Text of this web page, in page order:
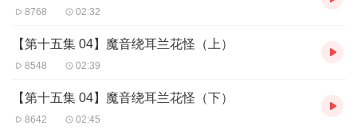
8768 02:32
【第十五集 04】魔音绕耳兰花怪（上）
8548 02:39
【第十五集 04】魔音绕耳兰花怪（下）
8642 02:45